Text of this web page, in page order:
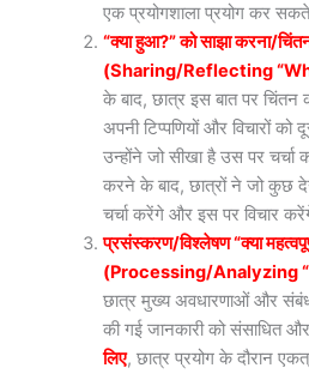
एक प्रयोगशाला प्रयोग कर
“क्या हुआ?” को साझा करना/
(Sharing/Reflecting
के बाद, छात्र इस बात पर चिंतन
अपनी टिप्पणियों और विचारों
उन्होंने जो सीखा है उस पर
करने के बाद, छात्रों ने जो कुछ
चर्चा करेंगे और इस पर विचार
प्रसंस्करण/विश्लेषण “क्या
(Processing/Analyzing
छात्र मुख्य अवधारणाओं और
की गई जानकारी को संसाधित
लिए, छात्र प्रयोग के दौरान